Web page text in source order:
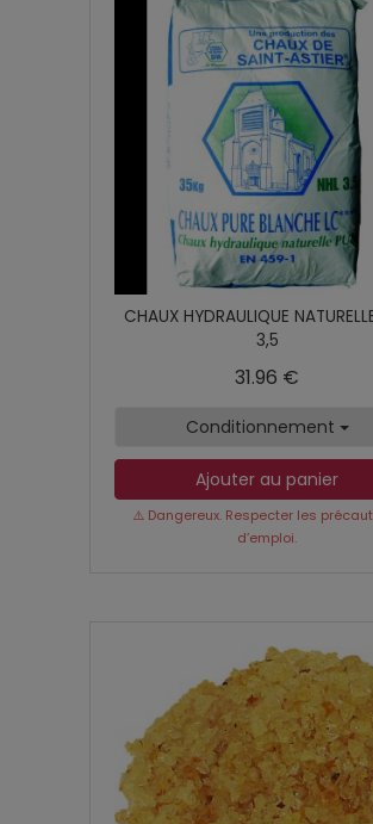
CHAUX HYDRAULIQUE
3,5
31.96 €
Conditionnement
Ajouter au panier
⚠️ Dangereux. Respecter les
d’emploi.